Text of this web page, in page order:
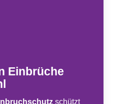
Einbrüche
schützt